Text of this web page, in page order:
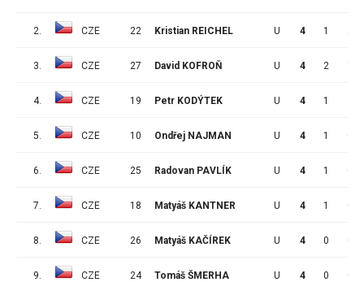
2. CZE 22 Kristian REICHEL U 4 1 2
3. CZE 27 David KOFROŇ U 4 2
4. CZE 19 Petr KODÝTEK U 4 1
5. CZE 10 Ondřej NAJMAN U 4 1 0
6. CZE 25 Radovan PAVLÍK U 4 1 0
7. CZE 18 Matyáš KANTNER U 4 1 0
8. CZE 26 Matyáš KAČÍREK U 4 0 0
9. CZE 24 Tomáš ŠMERHA U 4 0 0